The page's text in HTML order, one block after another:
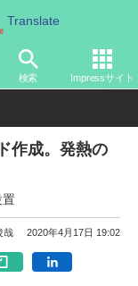
Translate
検索 Impressサイト
ライン JAL
作成。発熱の
置
哉 2020年4月17日 19:02